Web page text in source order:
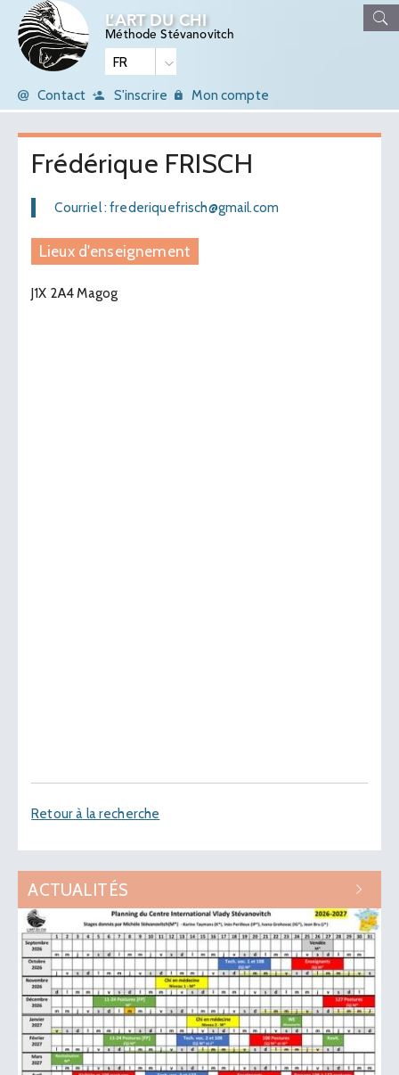
L’ART DU CHI
Méthode Stévanovitch
Contact S'inscrire Mon compte
Frédérique FRISCH
Courriel : frederiquefrisch@gmail.com
Lieux d'enseignement
J1X 2A4 Magog
Retour à la recherche
ACTUALITÉS